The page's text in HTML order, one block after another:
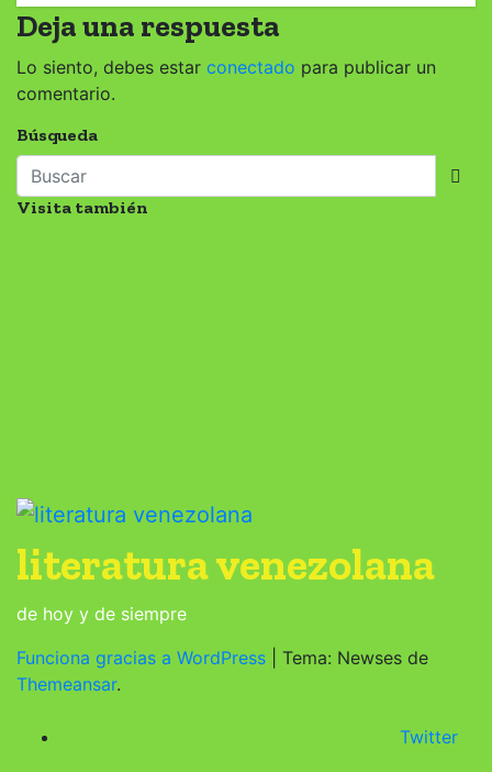
Deja una respuesta
Lo siento, debes estar conectado para publicar un
comentario.
Búsqueda
Visita también
literatura venezolana
de hoy y de siempre
Funciona gracias a WordPress
Tema: Newses de
Themeansar.
Twitter